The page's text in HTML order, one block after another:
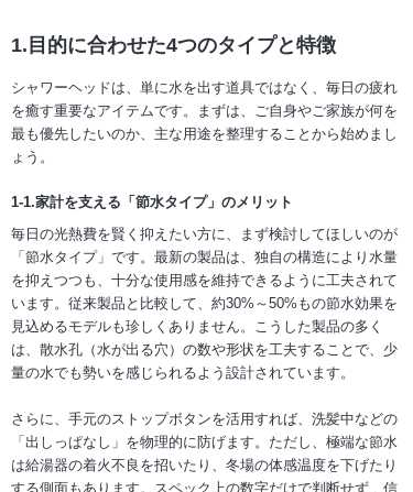
1.目的に合わせた4つのタイプと特徴
シャワーヘッドは、単に水を出す道具ではなく、毎日の疲れ
を癒す重要なアイテムです。まずは、ご自身やご家族が何を
最も優先したいのか、主な用途を整理することから始めまし
ょう。
1-1.家計を支える「節水タイプ」のメリット
毎日の光熱費を賢く抑えたい方に、まず検討してほしいのが
「節水タイプ」です。最新の製品は、独自の構造により水量
を抑えつつも、十分な使用感を維持できるように工夫されて
います。従来製品と比較して、約30%～50%もの節水効果を
見込めるモデルも珍しくありません。こうした製品の多く
は、散水孔（水が出る穴）の数や形状を工夫することで、少
量の水でも勢いを感じられるよう設計されています。
さらに、手元のストップボタンを活用すれば、洗髪中などの
「出しっぱなし」を物理的に防げます。ただし、極端な節水
は給湯器の着火不良を招いたり、冬場の体感温度を下げたり
する側面もあります。スペック上の数字だけで判断せず、信